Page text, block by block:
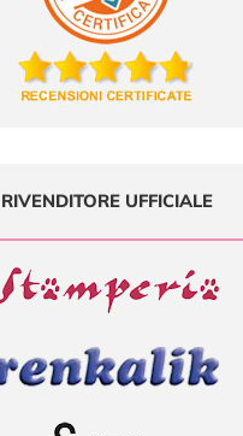
RIVENDITORE UFFICIALE